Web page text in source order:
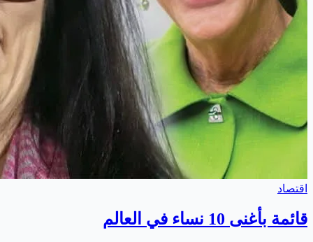
اقتصاد
قائمة بأغنى 10 نساء في العالم